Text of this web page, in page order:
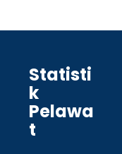
Statisti
k
Pelawa
t